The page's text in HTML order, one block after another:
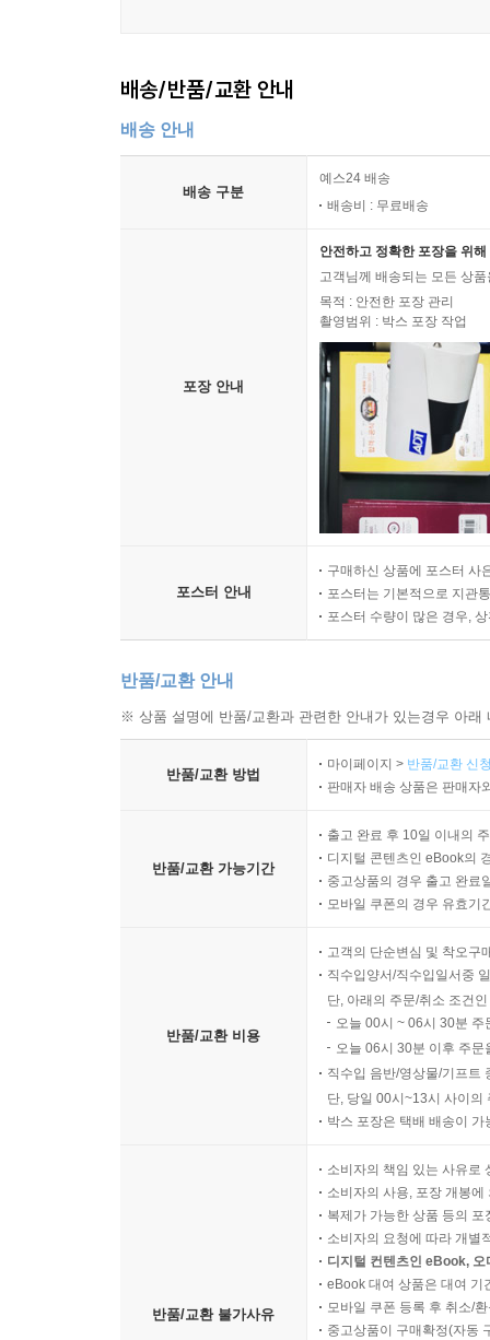
배송/반품/교환 안내
배송 안내
배송 구분
예스24 배송
배송비 : 무료배송
포장 안내
안전하고 정확한 포장을 위
고객님께 배송되는 모든 상
목적 : 안전한 포장 관리
촬영범위 : 박스 포장 작업
포스터 안내
구매하신 상품에 포스터 사
포스터는 기본적으로 지관
포스터 수량이 많은 경우,
반품/교환 안내
※ 상품 설명에 반품/교환과 관련한 안내가 있는경우 아
반품/교환 방법
마이페이지 > 반품/교환 신
판매자 배송 상품은 판매자
반품/교환 가능기간
출고 완료 후 10일 이내의
디지털 콘텐츠인 eBook의
중고상품의 경우 출고 완료
모바일 쿠폰의 경우 유효기
반품/교환 비용
고객의 단순변심 및 착오구
직수입양서/직수입일서중
단, 아래의 주문/취소 조건
오늘 00시 ~ 06시 30분
오늘 06시 30분 이후 주
직수입 음반/영상물/기프트
단, 당일 00시~13시 사이의
박스 포장은 택배 배송이
반품/교환 불가사유
소비자의 책임 있는 사유로
소비자의 사용, 포장 개봉
복제가 가능한 상품 등의
소비자의 요청에 따라 개별
디지털 컨텐츠인 eBook,
eBook 대여 상품은 대여 기
모바일 쿠폰 등록 후 취소/
중고상품이 구매확정(자동